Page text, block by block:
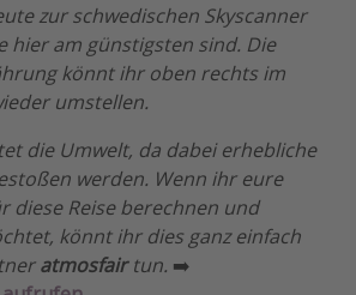
zur schwedischen Skyscanner
hier am günstigsten sind. Die
könnt ihr oben rechts im
umstellen.
die Umwelt, da dabei erhebliche
werden. Wenn ihr eure
diese Reise berechnen und
könnt ihr dies ganz einfach
atmosfairtun. ➡️